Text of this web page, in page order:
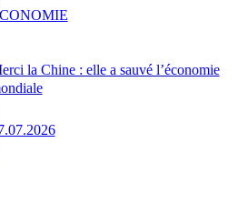
la Chine : elle a sauvé l’économie